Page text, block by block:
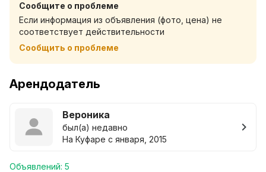
боулинг "Город", ресторан-пивоварня «Лямус», кафе
быстрого питания «Батькова хата», столовая,
теннисный корт, бассейн, стоматология, банк, рынок,
платная автостоянка. В указанную стоимость
входит по 1 комплекту постельного на 2 человека. За
дополнительное постельное нужно доплачивать по
30 р за комплект ( в случае, если все спят по
для : вечеринок,дней рождения. Для заселения при
себе обязательно наличие паспорта,или прав,или
Возможно при заселении лиц до 25 лет понадобится
Сообщите о проблеме
Если информация из объявления (фото, цена) не
соответствует действительности
Сообщить о проблеме
Арендодатель
Вероника
был(а) недавно
На Куфаре с января, 2015
Объявлений: 5